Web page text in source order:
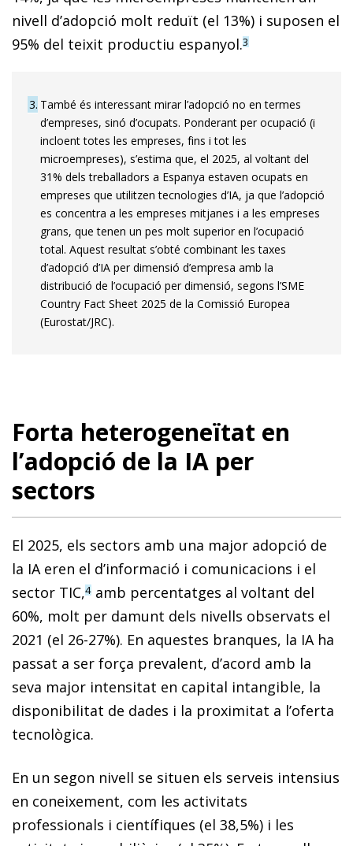
nivell d’adopció molt reduït (el 13%) i suposen el
95% del teixit productiu espanyol.3
3 També és interessant mirar l’adopció no en termes
d’empreses, sinó d’ocupats. Ponderant per ocupació (i
incloent totes les empreses, fins i tot les
microempreses), s’estima que, el 2025, al voltant del
31% dels treballadors a Espanya estaven ocupats en
empreses que utilitzen tecnologies d’IA, ja que l’adopció
es concentra a les empreses mitjanes i a les empreses
grans, que tenen un pes molt superior en l’ocupació
total. Aquest resultat s’obté combinant les taxes
d’adopció d’IA per dimensió d’empresa amb la
distribució de l’ocupació per dimensió, segons l’SME
Country Fact Sheet 2025 de la Comissió Europea
(Eurostat/JRC).
Forta heterogeneïtat en
l’adopció de la IA per
sectors
El 2025, els sectors amb una major adopció de
la IA eren el d’informació i comunicacions i el
sector TIC,4 amb percentatges al voltant del
60%, molt per damunt dels nivells observats el
2021 (el 26-27%). En aquestes branques, la IA ha
passat a ser força prevalent, d’acord amb la
seva major intensitat en capital intangible, la
disponibilitat de dades i la proximitat a l’oferta
tecnològica.
En un segon nivell se situen els serveis intensius
en coneixement, com les activitats
professionals i científiques (el 38,5%) i les